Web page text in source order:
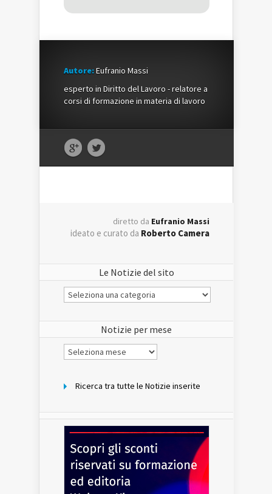
Autore:Eufranio Massi
esperto in Diritto del Lavoro - relatore a
corsi di formazione in materia di lavoro
diretto da Eufranio Massi
ideato e curato da Roberto Camera
Le Notizie del sito
Le
Notizie
Notizie per mese
Notizie
per
Ricerca tra tutte le Notizie inserite